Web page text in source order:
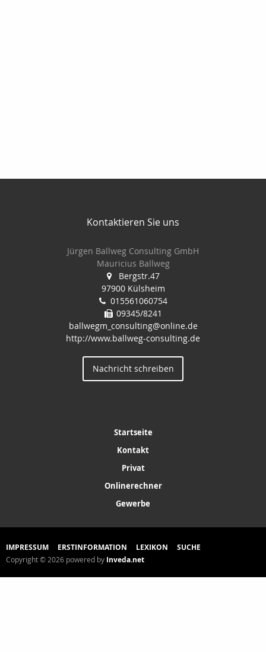
Kontaktieren Sie uns
Jürgen Ballweg Consulting GmbH
Mauricius Ballweg
Bergstr.47
97900 Külsheim
015561060754
09345/8241
ballwegm_consulting@online.de
http://www.ballweg-consulting.de
Nachricht schreiben
Startseite
Kontakt
Privat
Onlinerechner
Gewerbe
IMPRESSUM ERSTINFORMATION LEXIKON SUCHE
Copyright © 2026 powered by Inveda.net